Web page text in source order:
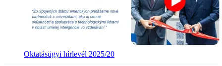
Oktatásügyi hírlevél 2025/20